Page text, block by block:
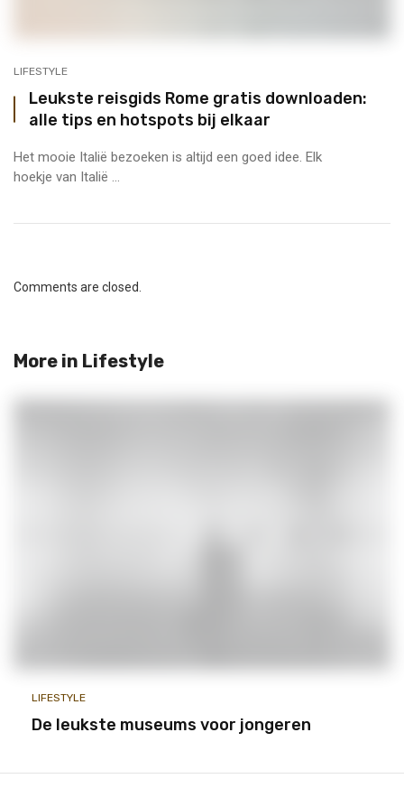
LIFESTYLE
Leukste reisgids Rome gratis downloaden:
alle tips en hotspots bij elkaar
Het mooie Italië bezoeken is altijd een goed idee. Elk
hoekje van Italië ...
Comments are closed.
More in Lifestyle
LIFESTYLE
De leukste museums voor jongeren